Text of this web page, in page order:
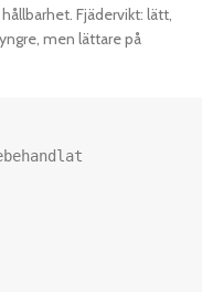
Fjädervikt: lätt,
men lättare på